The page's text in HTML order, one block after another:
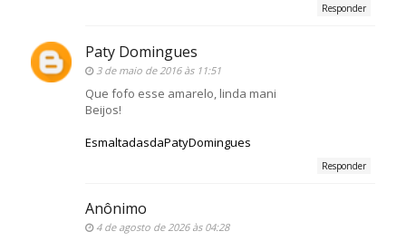
Responder
Paty Domingues
3 de maio de 2016 às 11:51
Que fofo esse amarelo, linda mani
Beijos!
EsmaltadasdaPatyDomingues
Responder
Anônimo
4 de agosto de 2026 às 04:28